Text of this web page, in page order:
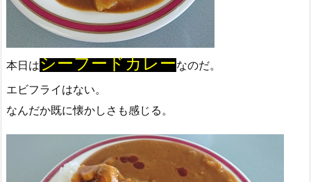
本日はシーフードカレーなのだ。
エビフライはない。
なんだか既に懐かしさも感じる。